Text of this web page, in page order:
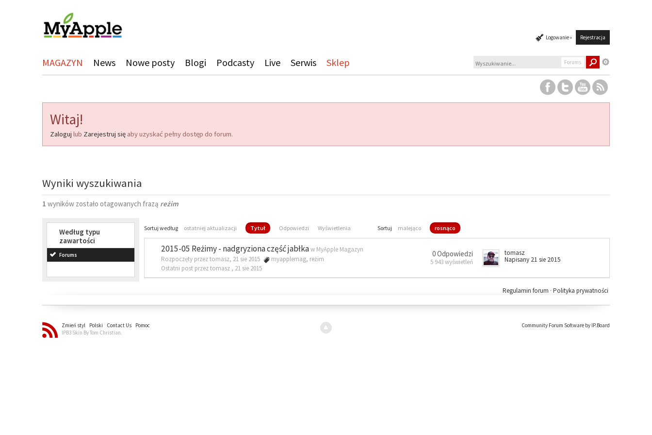
Logowanie » Rejestracja
MAGAZYN News Nowe posty Blogi Podcasty Live Serwis Sklep Forums
Witaj!
Zaloguj lub Zarejestruj się aby uzyskać pełny dostęp do forum.
Wyniki wyszukiwania
1 wyników zostało otagowanych frazą reżim
Według typu
zawartości
Forums
Sortuj według ostatniej aktualizacji Tytuł Odpowiedzi Wyświetlenia Sortuj malejąco rosnąco
2015-05 Reżimy - nadgryziona część jabłkaw MyApple Magazyn
Rozpoczęty przez tomasz, 21 sie 2015
myapplemag, reżim
Ostatni post przez tomasz , 21 sie 2015
0 Odpowiedzi
5 943 wyświetleń
tomasz
Napisany 21 sie 2015
Polityka prywatności
Regulamin forum ·
Zmień styl Polski Contact Us
Pomoc
IPB3 Skin By Tom Christian.
Community Forum Software by IP.Board